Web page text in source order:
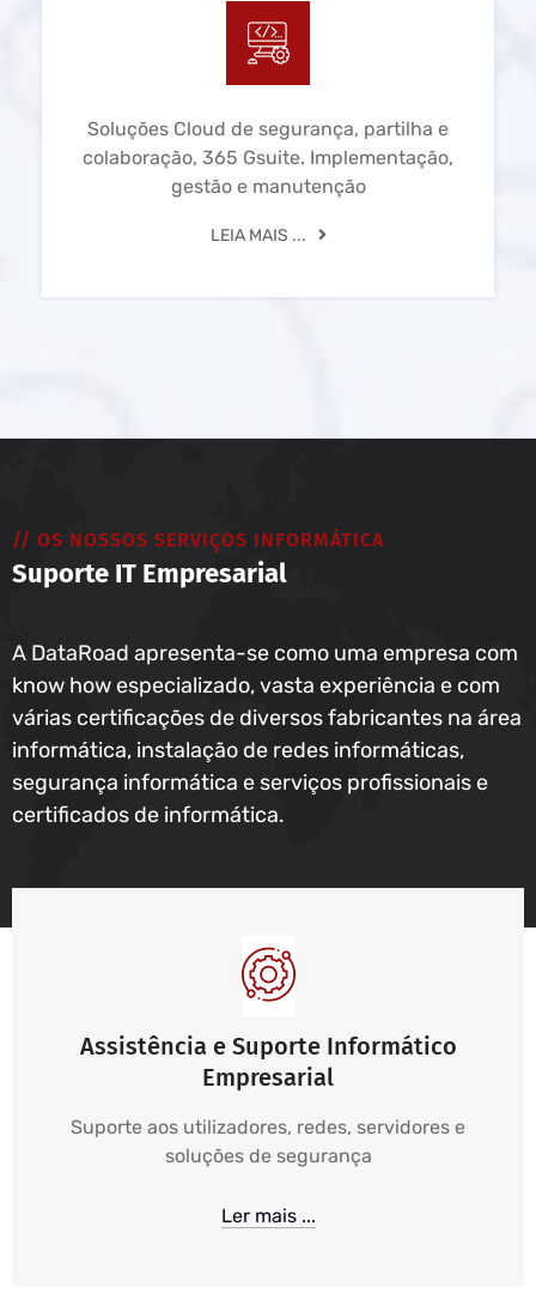
Soluções Cloud de segurança, partilha e
colaboração, 365 Gsuite. Implementação,
gestão e manutenção
LEIA MAIS ...
// OS NOSSOS SERVIÇOS INFORMÁTICA
Suporte IT Empresarial
A DataRoad apresenta-se como uma empresa com
know how especializado, vasta experiência e com
várias certificações de diversos fabricantes na área
informática, instalação de redes informáticas,
segurança informática e serviços profissionais e
certificados de informática.
Assistência e Suporte Informático
Empresarial
Suporte aos utilizadores, redes, servidores e
soluções de segurança
Ler mais ...